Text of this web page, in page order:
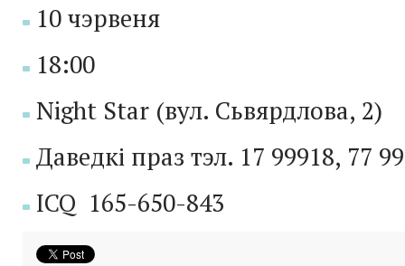
10 чэрвеня
18:00
Night Star (вул. Сьвярдлова, 2)
Даведкі праз тэл. 17 99918, 77
ICQ 165-650-843